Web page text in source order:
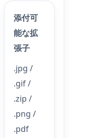
添付可
能な拡
張子
.jpg /
.gif /
.zip /
.png /
.pdf